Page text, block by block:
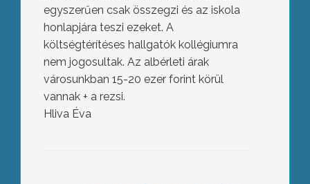
egyszerűen csak összegzi és az iskola
honlapjára teszi ezeket. A
költségtérítéses hallgatók kollégiumra
nem jogosultak. Az albérleti árak
városunkban 15-20 ezer forint körül
vannak + a rezsi.
Hliva Éva
Ötödik alkalommal rendezték meg
Mátrafüreden a Matematika
Mulatságok Táborát, melyen az